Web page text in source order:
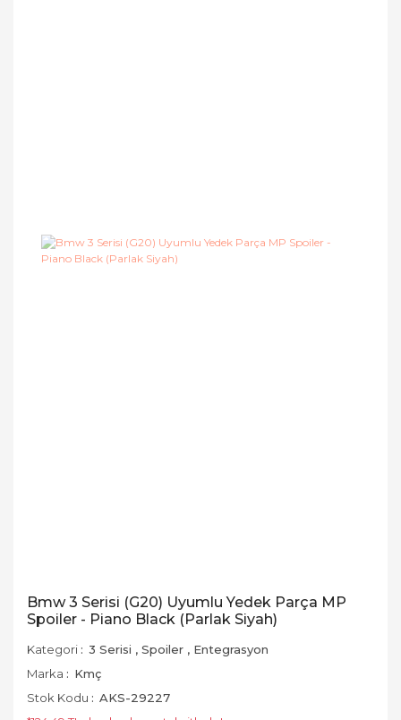
Bmw 3 Serisi (G20) Uyumlu Yedek Parça MP
Spoiler - Piano Black (Parlak Siyah)
Kategori 3 Serisi , Spoiler , Entegrasyon
Marka
Kmç
Stok Kodu
AKS-29227